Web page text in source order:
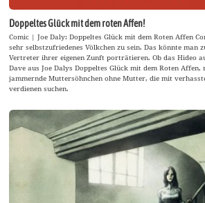
Doppeltes Glück mit dem roten Affen!
Comic | Joe Daly: Doppeltes Glück mit dem Roten Affen
sehr selbstzufriedenes Völkchen zu sein. Das könnte man
Vertreter ihrer eigenen Zunft porträtieren. Ob das Hideo
Dave aus Joe Dalys Doppeltes Glück mit dem Roten Affen,
jammernde Muttersöhnchen ohne Mutter, die mit
verdienen suchen.